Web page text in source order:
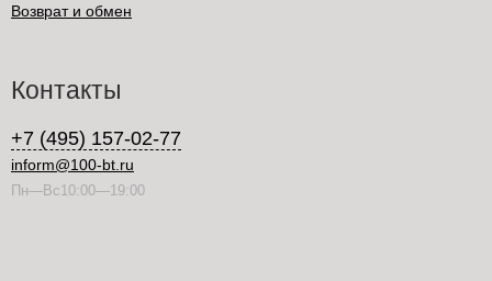
Возврат и обмен
Контакты
+7 (495) 157-02-77
inform@100-bt.ru
Пн—Вс10:00—19:00